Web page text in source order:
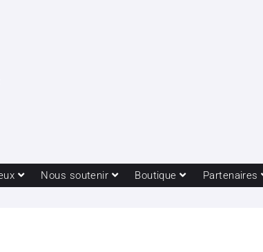
Nous soutenir Boutique Partenaires